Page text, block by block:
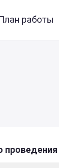
работы
проведения